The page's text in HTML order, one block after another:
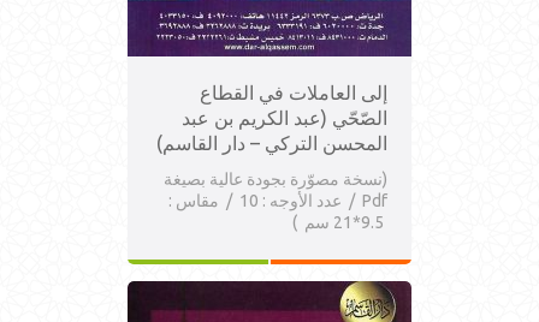
إلى العاملات في القطاع
الصّحّي (عبد الكريم بن عبد
المحسن التركي – دار القاسم)
(نسخة مصوّرة بجودة عالية بصيغة
Pdf / عدد الأوجه : 10 / مقاس :